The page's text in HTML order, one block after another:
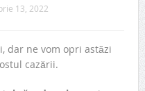
13, 2022
dar ne vom opri astăzi
cazării.